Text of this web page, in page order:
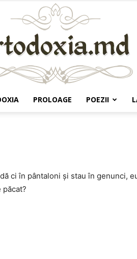
PROLOAGE POEZII
ci în pântaloni şi stau în genunci,
păcat?